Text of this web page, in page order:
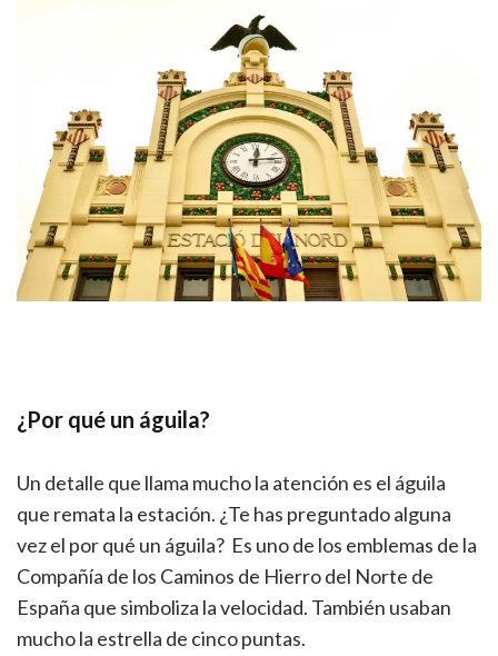
¿Por qué un águila?
Un detalle que llama mucho la atención es el águila
que remata la estación. ¿Te has preguntado alguna
vez el por qué un águila? Es uno de los emblemas de la
Compañía de los Caminos de Hierro del Norte de
España que simboliza la velocidad. También usaban
mucho la estrella de cinco puntas.